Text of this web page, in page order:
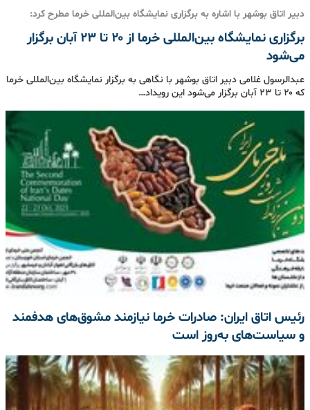
دبیر اتاق بوشهر با اشاره به برگزاری نمایشگاه بین‌المللی خرما مطرح کرد:
برگزاری نمایشگاه بین‌المللی خرما از ۲۰ تا ۲۳ آبان برگزار
می‌شود
عبدالرسول غلامی دبیر اتاق بوشهر با نگاهی به برگزار نمایشگاه بین‌المللی خرما
که ۲۰ تا ۲۳ آبان برگزار می‌شود این رویداد…
رئیس اتاق ایران: صادرات خرما نیازمند مشوق‌های هدفمند
و سیاست‌های به‌روز است